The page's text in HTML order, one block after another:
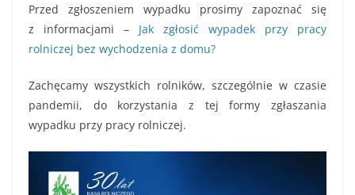
Przed zgłoszeniem wypadku prosimy zapoznać się
z informacjami – Jak zgłosić wypadek przy pracy
rolniczej bez wychodzenia z domu?
Zachęcamy wszystkich rolników, szczególnie w czasie
pandemii, do korzystania z tej formy zgłaszania
wypadku przy pracy rolniczej.